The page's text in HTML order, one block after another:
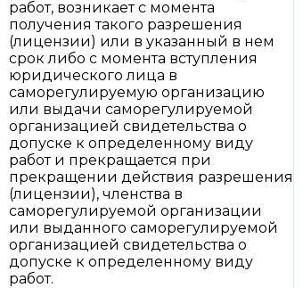
работ, возникает с момента
получения такого разрешения
(лицензии) или в указанный в нем
срок либо с момента вступления
юридического лица в
саморегулируемую организацию
или выдачи саморегулируемой
организацией свидетельства о
допуске к определенному виду
работ и прекращается при
прекращении действия разрешения
(лицензии), членства в
саморегулируемой организации
или выданного саморегулируемой
организацией свидетельства о
допуске к определенному виду
работ.